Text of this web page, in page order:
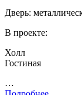
Дверь:
В проекте:
Холл
Гостиная
…